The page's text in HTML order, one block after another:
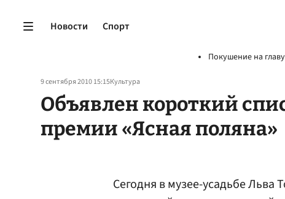
Новости Спорт
Покушение на
9 сентября 2010 15:15Культура
Объявлен короткий
премии «Ясная поляна»
Сегодня в музее-усадьбе